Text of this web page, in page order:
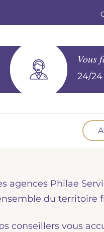
Vous
24/
l'organisation de la
agences Philae
du territoire
conseillers vous